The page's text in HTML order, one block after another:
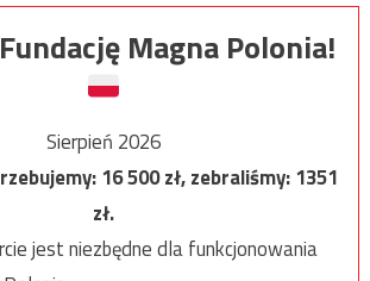
Magna Polonia!
Sierpień 2026
16 500zł, zebraliśmy:1351
zł.
jest niezbędne dla funkcjonowania